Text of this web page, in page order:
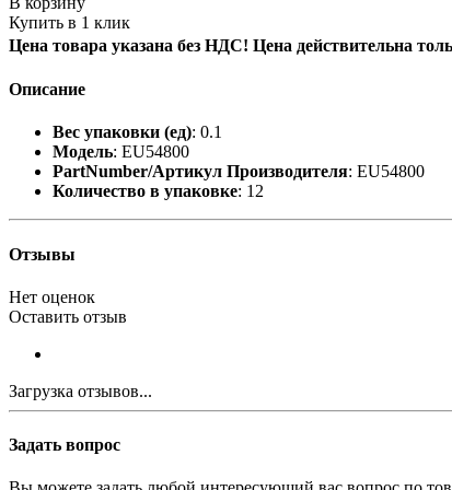
Купить в 1 клик
Цена товара указана без НДС! Цена действительна
Описание
Вес упаковки (ед): 0.1
Модель: EU54800
PartNumber/Артикул Производителя: EU54800
Количество в упаковке: 12
Отзывы
Нет оценок
Оставить отзыв
Загрузка отзывов...
Задать вопрос